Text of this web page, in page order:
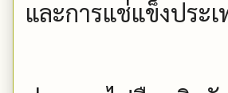
และการแช่แข็งประ